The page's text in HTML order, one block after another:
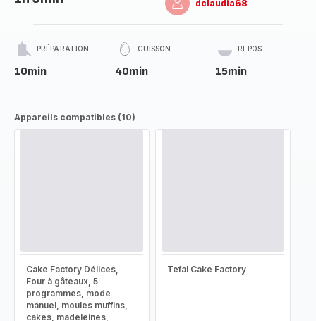
dclaudia68
PRÉPARATION
10min
CUISSON
40min
REPOS
15min
Appareils compatibles (10)
Cake Factory Délices,
Four à gâteaux, 5
programmes, mode
manuel, moules muffins,
cakes, madeleines,
Tefal Cake Factory